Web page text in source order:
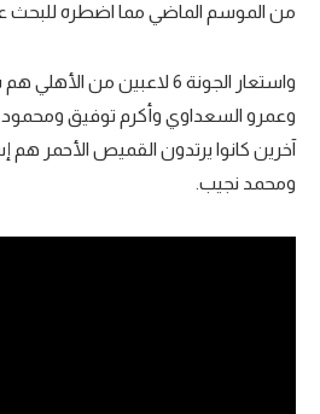
من الموسم الماضي مما اضطره للبحث
واستعار الجونة 6 لاعبين من
آخرين كانوا يرتدون القميص الأحمر
ومحمد نجيب.